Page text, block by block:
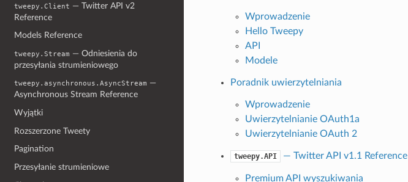
tweepy.Client — Twitter API v2
Reference
Models Reference
tweepy.Stream — Odniesienia do
przesyłania strumieniowego
tweepy.asynchronous.AsyncStream —
Asynchronous Stream Reference
Wyjątki
Rozszerzone Tweety
Pagination
Przesyłanie strumieniowe
Wprowadzenie
Hello Tweepy
API
Modele
Poradnik uwierzytelniania
Wprowadzenie
Uwierzytelnianie OAuth1a
Uwierzytelnianie OAuth 2
tweepy.API — Twitter API v1.1 Reference
Premium API wyszukiwania